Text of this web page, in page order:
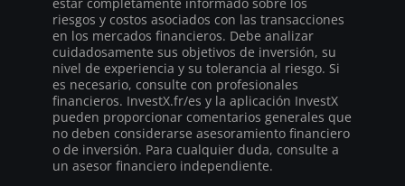
estar completamente informado sobre los
riesgos y costos asociados con las transacciones
en los mercados financieros. Debe analizar
cuidadosamente sus objetivos de inversión, su
nivel de experiencia y su tolerancia al riesgo. Si
es necesario, consulte con profesionales
financieros. InvestX.fr/es y la aplicación InvestX
pueden proporcionar comentarios generales que
no deben considerarse asesoramiento financiero
o de inversión. Para cualquier duda, consulte a
un asesor financiero independiente.